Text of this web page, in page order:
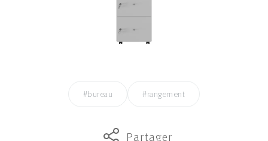
#bureau #rangement
Partager